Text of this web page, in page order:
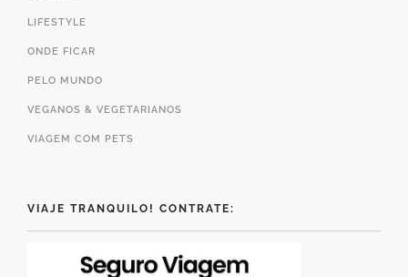
LIFESTYLE
ONDE FICAR
PELO MUNDO
VEGANOS & VEGETARIANOS
VIAGEM COM PETS
VIAJE TRANQUILO! CONTRATE: